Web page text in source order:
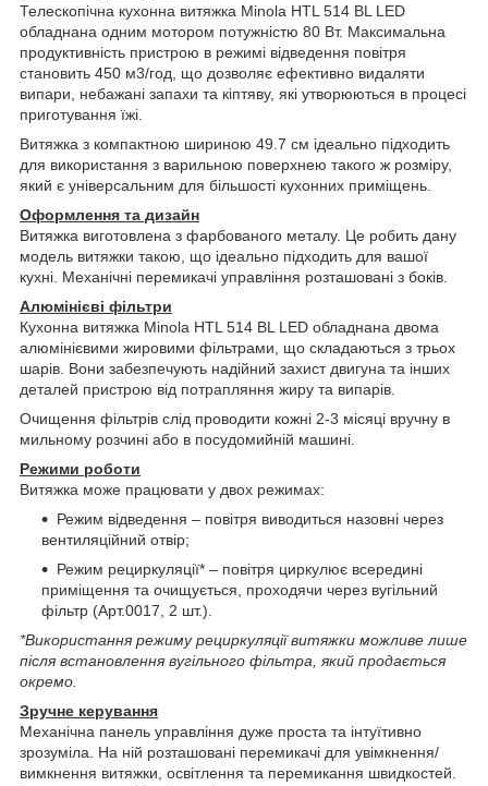
Телескопічна кухонна витяжка Minola HTL 514 BL LED
обладнана одним мотором потужністю 80 Вт. Максимальна
продуктивність пристрою в режимі відведення повітря
становить 450 м3/год, що дозволяє ефективно видаляти
випари, небажані запахи та кіптяву, які утворюються в процесі
приготування їжі.
Витяжка з компактною шириною 49.7 см ідеально підходить
для використання з варильною поверхнею такого ж розміру,
який є універсальним для більшості кухонних приміщень.
Оформлення та дизайн
Витяжка виготовлена з фарбованого металу. Це робить дану
модель витяжки такою, що ідеально підходить для вашої
кухні. Механічні перемикачі управління розташовані з боків.
Алюмінієві фільтри
Кухонна витяжка Minola HTL 514 BL LED обладнана двома
алюмінієвими жировими фільтрами, що складаються з трьох
шарів. Вони забезпечують надійний захист двигуна та інших
деталей пристрою від потрапляння жиру та випарів.
Очищення фільтрів слід проводити кожні 2-3 місяці вручну в
мильному розчині або в посудомийній машині.
Режими роботи
Витяжка може працювати у двох режимах:
Режим відведення – повітря виводиться назовні через
вентиляційний отвір;
Режим рециркуляції* – повітря циркулює всередині
приміщення та очищується, проходячи через вугільний
фільтр (Арт.0017, 2 шт.).
*Використання режиму рециркуляції витяжки можливе лише
після встановлення вугільного фільтра, який продається
окремо.
Зручне керування
Механічна панель управління дуже проста та інтуїтивно
зрозуміла. На ній розташовані перемикачі для увімкнення/
вимкнення витяжки, освітлення та перемикання швидкостей.